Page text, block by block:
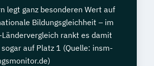
legt ganz besonderen Wert auf
Bildungsgleichheit – im
Ländervergleich rankt es damit
auf Platz 1 (Quelle: insm-